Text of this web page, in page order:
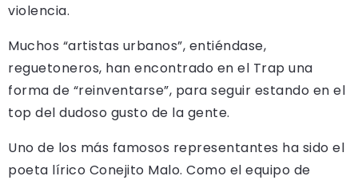
violencia.
Muchos “artistas urbanos”, entiéndase,
reguetoneros, han encontrado en el Trap una
forma de “reinventarse”, para seguir estando en el
top del dudoso gusto de la gente.
Uno de los más famosos representantes ha sido el
poeta lírico Conejito Malo. Como el equipo de